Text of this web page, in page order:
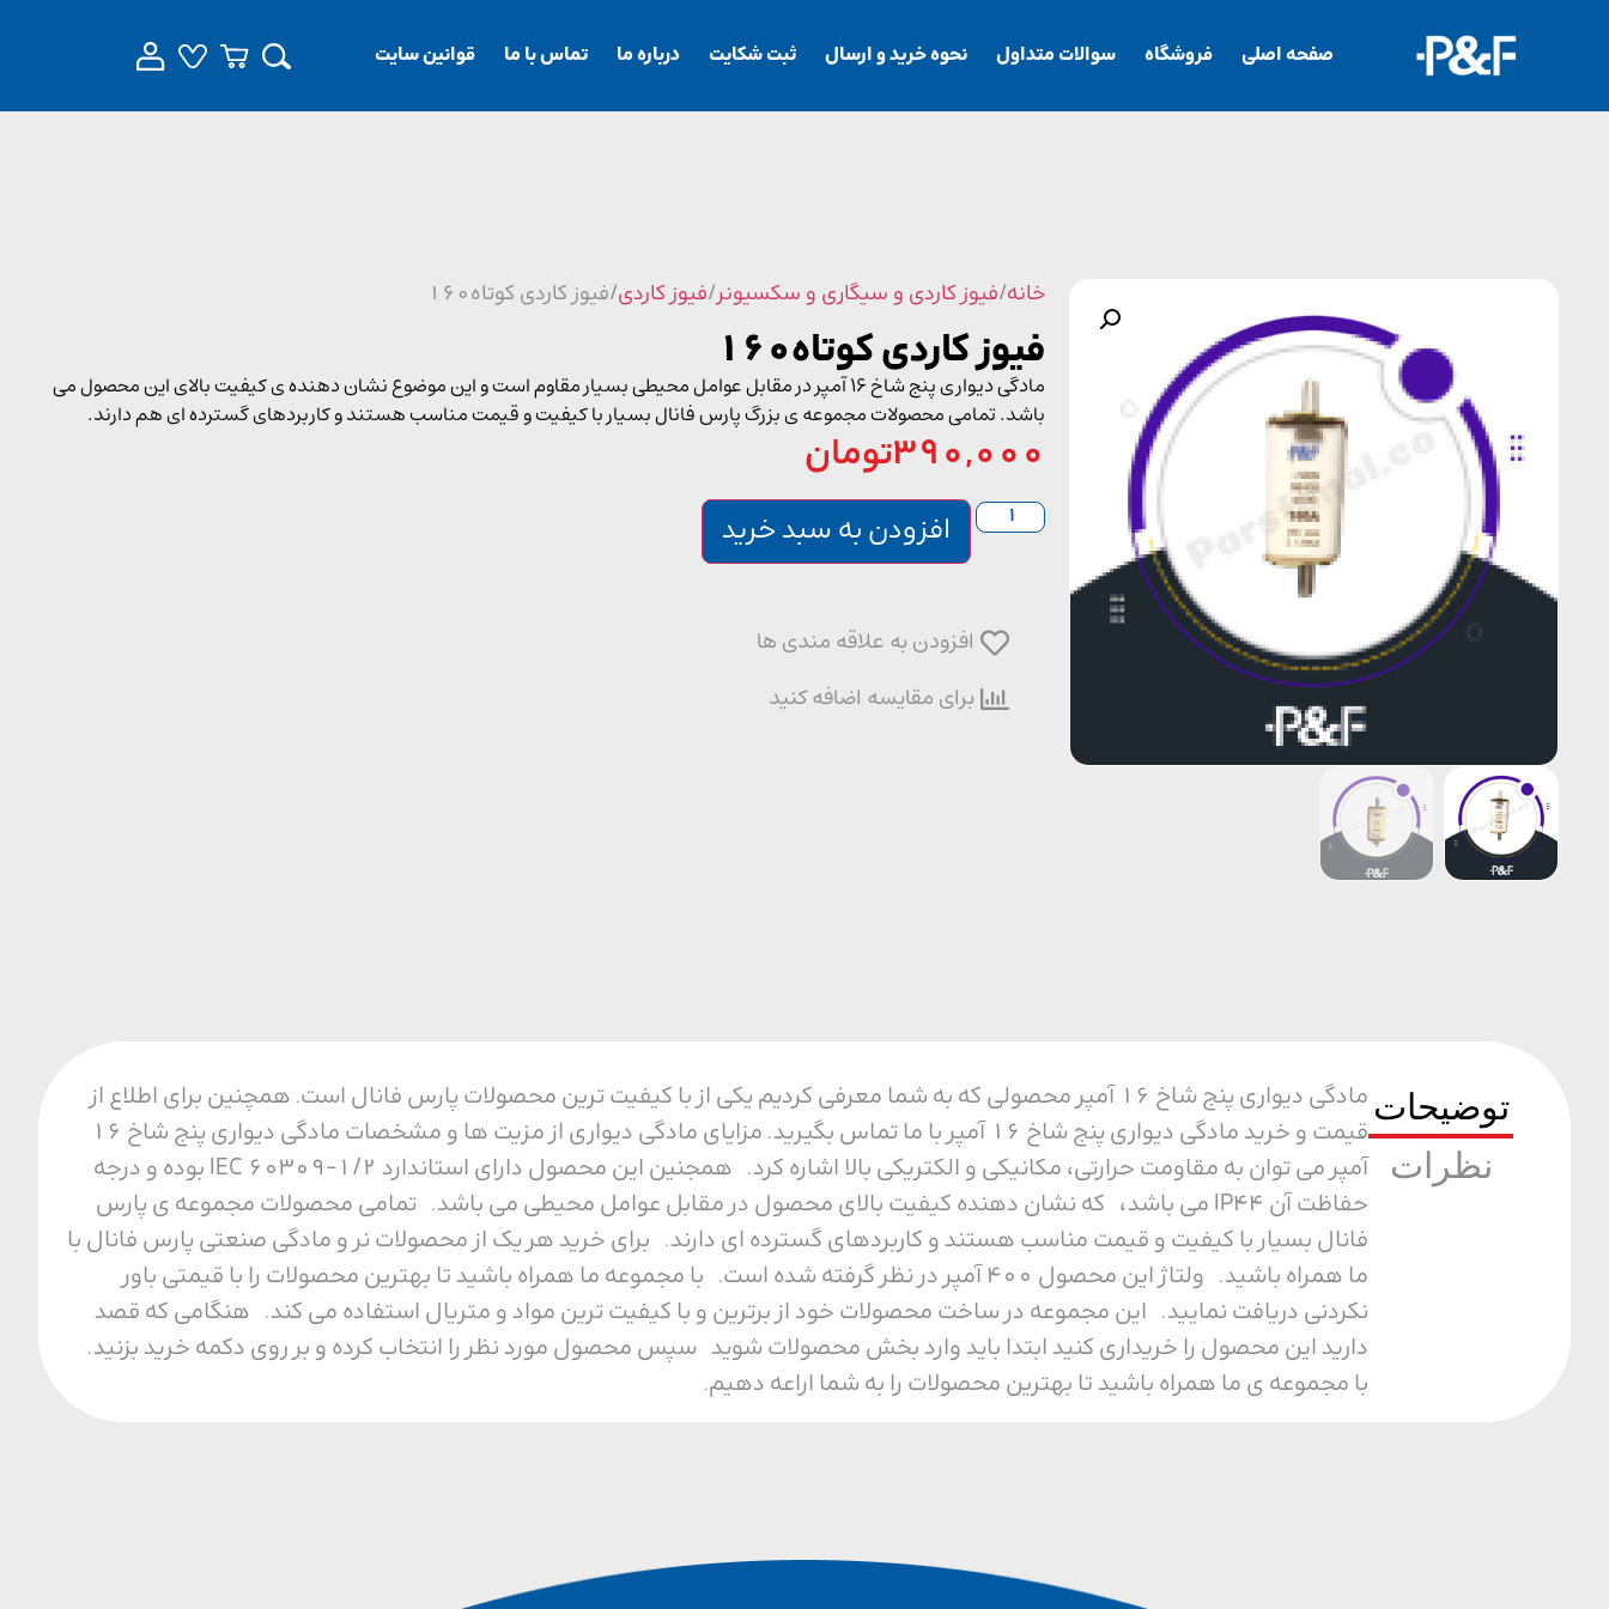
صفحه اصلی فروشگاه سوالات متداول نحوه خرید و ارسال ثبت شکایت درباره ما تماس با ما قوانین سایت
خانه/فیوز کاردی و سیگاری و سکسیونر/فیوز کاردی/ فیوز کاردی کوتاه160
فیوز کاردی کوتاه160
مادگی دیواری پنج شاخ 16 آمپر در مقابل عوامل محیطی بسیار مقاوم است و این موضوع نشان دهنده ی کیفیت بالای این محصول می
باشد. تمامی محصولات مجموعه ی بزرگ پارس فانال بسیار با کیفیت و قیمت مناسب هستند و کاربردهای گسترده ای هم دارند.
390,000تومان
افزودن به سبد خرید
افزودن به علاقه مندی ها
برای مقایسه اضافه کنید
توضیحات
نظرات
مادگی دیواری پنج شاخ 16 آمپر محصولی که به شما معرفی کردیم یکی از با کیفیت ترین محصولات پارس فانال است. همچنین برای اطلاع از
قیمت و خرید مادگی دیواری پنج شاخ 16 آمپر با ما تماس بگیرید. مزایای مادگی دیواری از مزیت ها و مشخصات مادگی دیواری پنج شاخ 16
آمپر می توان به مقاومت حرارتی، مکانیکی و الکتریکی بالا اشاره کرد. همجنین این محصول دارای استاندارد IEC 60309-1/2 بوده و درجه
حفاظت آن IP44 می باشد، که نشان دهنده کیفیت بالای محصول در مقابل عوامل محیطی می باشد. تمامی محصولات مجموعه ی پارس
فانال بسیار با کیفیت و قیمت مناسب هستند و کاربردهای گسترده ای دارند. برای خرید هر یک از محصولات نر و مادگی صنعتی پارس فانال با
ما همراه باشید. ولتاژ این محصول 400 آمپر در نظر گرفته شده است. با مجموعه ما همراه باشید تا بهترین محصولات را با قیمتی باور
نکردنی دریافت نمایید. این مجموعه در ساخت محصولات خود از برترین و با کیفیت ترین مواد و متریال استفاده می کند. هنگامی که قصد
دارید این محصول را خریداری کنید ابتدا باید وارد بخش محصولات شوید سپس محصول مورد نظر را انتخاب کرده و بر روی دکمه خرید بزنید.
با مجموعه ی ما همراه باشید تا بهترین محصولات را به شما اراعه دهیم.